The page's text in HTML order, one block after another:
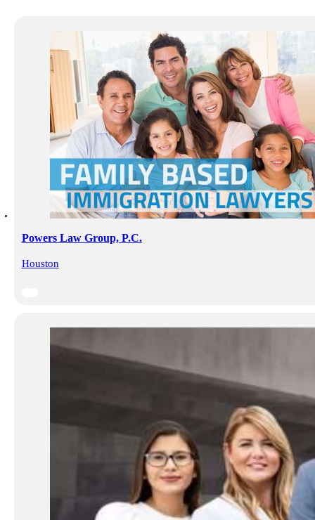
Powers Law Group, P.C.
Houston